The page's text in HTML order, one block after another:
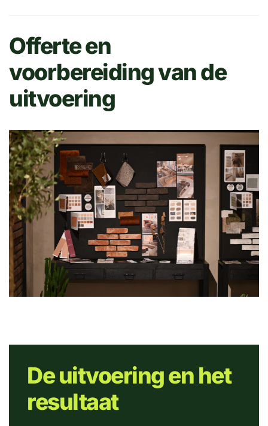
Offerte en
voorbereiding van de
uitvoering
De uitvoering en het
resultaat